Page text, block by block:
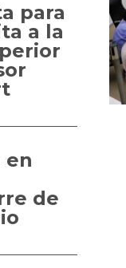
para
a la
en
de